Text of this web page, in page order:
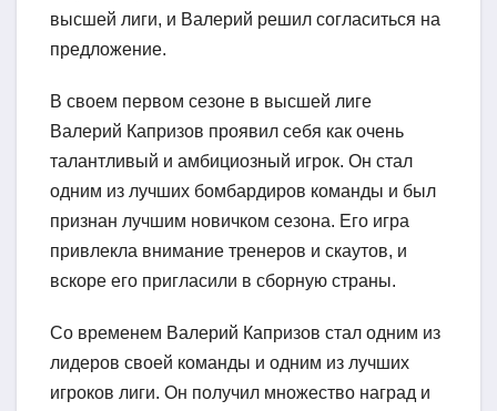
высшей лиги, и Валерий решил согласиться на
предложение.
В своем первом сезоне в высшей лиге
Валерий Капризов проявил себя как очень
талантливый и амбициозный игрок. Он стал
одним из лучших бомбардиров команды и был
признан лучшим новичком сезона. Его игра
привлекла внимание тренеров и скаутов, и
вскоре его пригласили в сборную страны.
Со временем Валерий Капризов стал одним из
лидеров своей команды и одним из лучших
игроков лиги. Он получил множество наград и